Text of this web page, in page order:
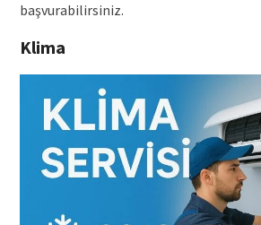
başvurabilirsiniz.
Klima